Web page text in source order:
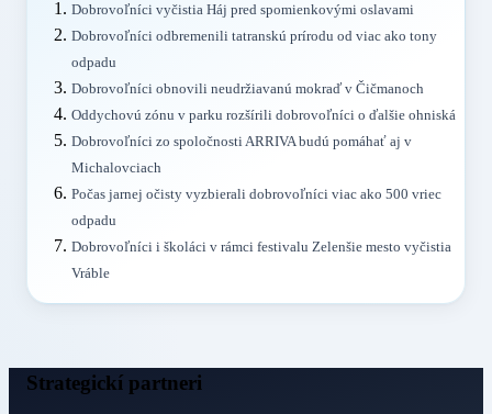
Dobrovoľníci vyčistia Háj pred spomienkovými oslavami
Dobrovoľníci odbremenili tatranskú prírodu od viac ako tony
odpadu
Dobrovoľníci obnovili neudržiavanú mokraď v Čičmanoch
Oddychovú zónu v parku rozšírili dobrovoľníci o ďalšie ohniská
Dobrovoľníci zo spoločnosti ARRIVA budú pomáhať aj v
Michalovciach
Počas jarnej očisty vyzbierali dobrovoľníci viac ako 500 vriec
odpadu
Dobrovoľníci i školáci v rámci festivalu Zelenšie mesto vyčistia
Vráble
Strategickí partneri